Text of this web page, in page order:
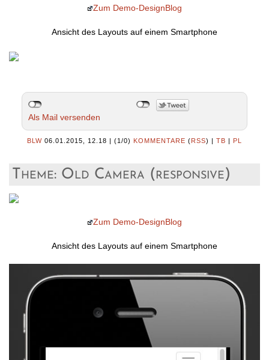
Zum Demo-DesignBlog
Ansicht des Layouts auf einem Smartphone
Als Mail versenden
BLW 06.01.2015, 12.18 | (1/0) KOMMENTARE (RSS) | TB | PL
Theme: Old Camera (responsive)
Zum Demo-DesignBlog
Ansicht des Layouts auf einem Smartphone